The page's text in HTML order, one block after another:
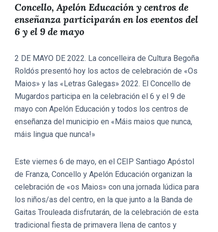
Concello, Apelón Educación y centros de
enseñanza participarán en los eventos del
6 y el 9 de mayo
2 DE MAYO DE 2022. La concelleira de Cultura Begoña
Roldós presentó hoy los actos de celebración de «Os
Maios» y las «Letras Galegas» 2022. El Concello de
Mugardos participa en la celebración el 6 y el 9 de
mayo con Apelón Educación y todos los centros de
enseñanza del municipio en «Máis maios que nunca,
máis lingua que nunca!»
Este viernes 6 de mayo, en el CEIP Santiago Apóstol
de Franza, Concello y Apelón Educación organizan la
celebración de «os Maios» con una jornada lúdica para
los niños/as del centro, en la que junto a la Banda de
Gaitas Trouleada disfrutarán, de la celebración de esta
tradicional fiesta de primavera llena de cantos y